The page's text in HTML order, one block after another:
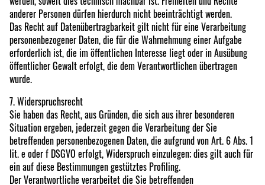
anderer Personen dürfen hierdurch nicht beeinträchtigt werden.
Das Recht auf Datenübertragbarkeit gilt nicht für eine Verarbeitung
personenbezogener Daten, die für die Wahrnehmung einer Aufgabe
erforderlich ist, die im öffentlichen Interesse liegt oder in Ausübung
öffentlicher Gewalt erfolgt, die dem Verantwortlichen übertragen
wurde.
7. Widerspruchsrecht
Sie haben das Recht, aus Gründen, die sich aus ihrer besonderen
Situation ergeben, jederzeit gegen die Verarbeitung der Sie
betreffenden personenbezogenen Daten, die aufgrund von Art. 6 Abs. 1
lit. e oder f DSGVO erfolgt, Widerspruch einzulegen; dies gilt auch für
ein auf diese Bestimmungen gestütztes Profiling.
Der Verantwortliche verarbeitet die Sie betreffenden